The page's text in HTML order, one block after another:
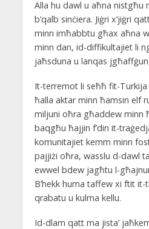
Alla hu dawl u aħna nistgħu
b’qalb sinċiera. Jiġri x’jiġri
minn imħabbtu għax aħna
minn dan, id-diffikultajiet li
jaħsduna u lanqas
It-terremot li seħħ fit-Turkija
ħalla aktar minn ħamsin elf
miljuni oħra għaddew minn
baqgħu ħajjin f’din it-
komunitajiet kemm minn
pajjiżi oħra, wasslu d-dawl
ewwel bdew jagħtu l-
B’hekk huma taffew xi ftit it-
qrabatu u kulma kellu.
Id-dlam qatt ma jista’